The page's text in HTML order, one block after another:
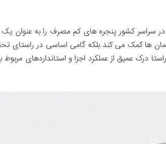
در سراسرکشور پنجره های کممصرف را به عنوان یک
هاکمک می کند بلکه گامی اساسی در راستای
راستا درک عمیق ازعملکرد اجزاو استانداردهای مربوط